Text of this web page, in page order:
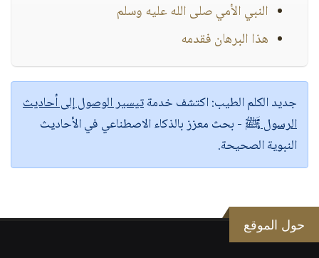
النبي الأمي صلى الله عليه وسلم
هذا البرهان فقدمه
جديد الكلم الطيب:اكتشف خدمةتيسير الوصول إلى أحاديث
الرسول ﷺ - بحث معزز بالذكاء الاصطناعي في الأحاديث
النبوية الصحيحة.
حول الموقع